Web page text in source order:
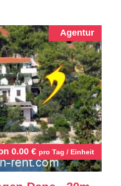
0.00 € pro Tag / Einheit
Agentur